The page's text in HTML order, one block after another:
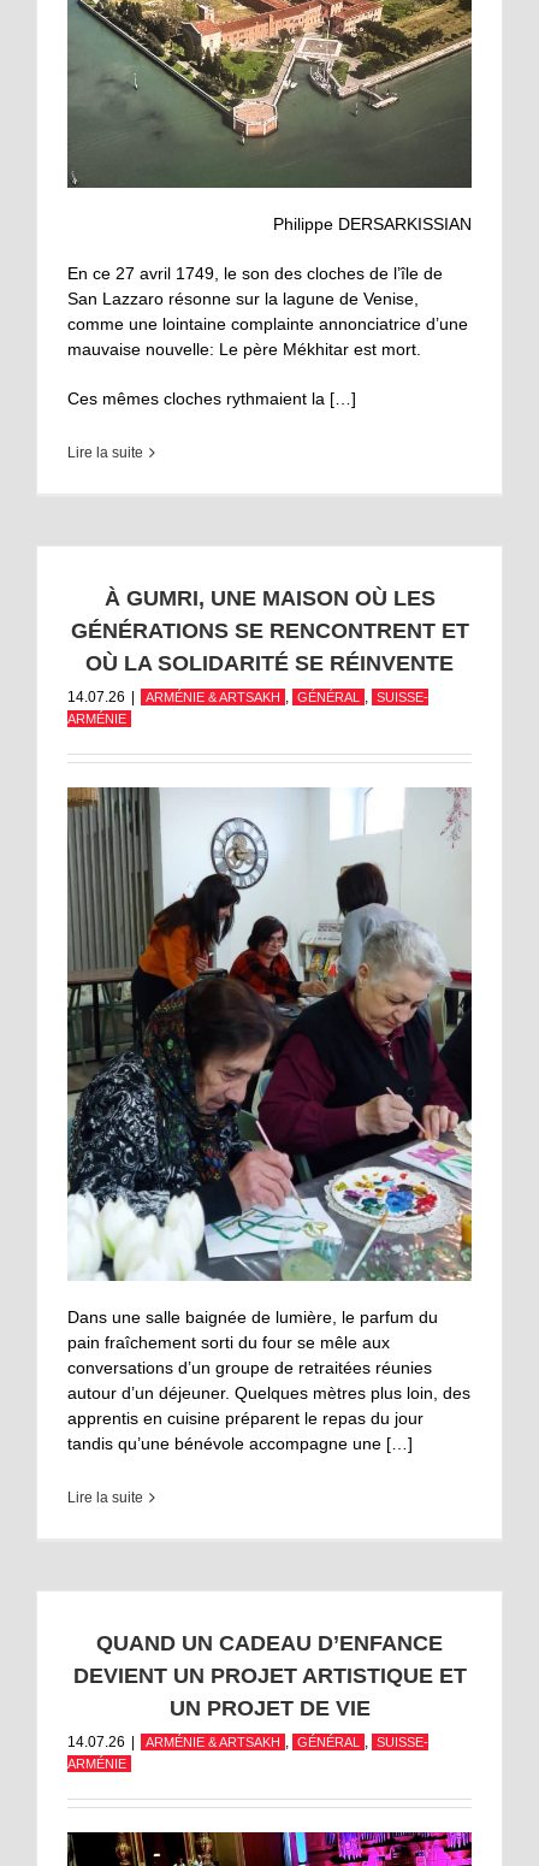
Philippe DERSARKISSIAN
En ce 27 avril 1749, le son des cloches de l’île de
San Lazzaro résonne sur la lagune de Venise,
comme une lointaine complainte annonciatrice d’une
mauvaise nouvelle: Le père Mékhitar est mort.
Ces mêmes cloches rythmaient la […]
Lire la suite
À GUMRI, UNE MAISON OÙ LES
GÉNÉRATIONS SE RENCONTRENT ET
OÙ LA SOLIDARITÉ SE RÉINVENTE
14.07.26 ARMÉNIE & ARTSAKH , GÉNÉRAL , SUISSE-
ARMÉNIE
Dans une salle baignée de lumière, le parfum du
pain fraîchement sorti du four se mêle aux
conversations d’un groupe de retraitées réunies
autour d’un déjeuner. Quelques mètres plus loin, des
apprentis en cuisine préparent le repas du jour
tandis qu’une bénévole accompagne une […]
Lire la suite
QUAND UN CADEAU D’ENFANCE
DEVIENT UN PROJET ARTISTIQUE ET
UN PROJET DE VIE
14.07.26 ARMÉNIE & ARTSAKH , GÉNÉRAL , SUISSE-
ARMÉNIE